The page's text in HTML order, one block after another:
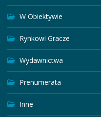
W Obiektywie
Rynkowi Gracze
Wydawnictwa
Prenumerata
Inne